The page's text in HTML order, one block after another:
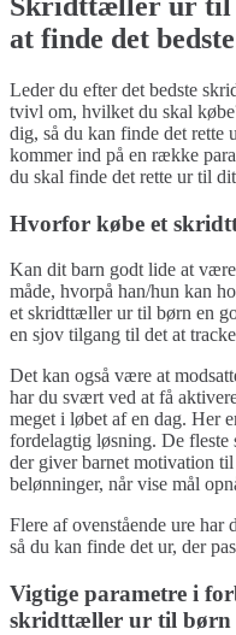
at finde det
Leder du efter det bedste
tvivl om, hvilket du skal
dig, så du kan finde det
kommer ind på en række
du skal finde det rette ur til
Hvorfor købe et
Kan dit barn godt lide at
måde, hvorpå han/hun kan
et skridttæller ur til børn en
en sjov tilgang til det at
Det kan også være at
har du svært ved at få
meget i løbet af en dag. Her
fordelagtig løsning. De
der giver barnet motivation
belønninger, når vise mål
Flere af ovenstående ure har
så du kan finde det ur, der
Vigtige parametre i
skridttæller ur til børn